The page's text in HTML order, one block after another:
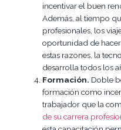
incentivar el buen
Además, al tiempo
profesionales, los
oportunidad de hacer
estas razones, la
desarrolla todos los
Formación. Doble
formación como
trabajador que la
de su carrera